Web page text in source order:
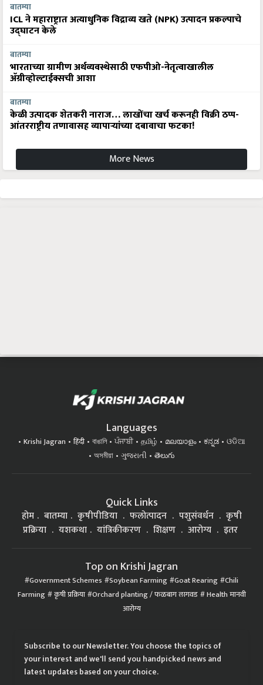
बातम्या
ICL ने महाराष्ट्रात अत्याधुनिक विद्राव्य खते (NPK) उत्पादन प्रकल्पाचे
उद्घाटन केले
बातम्या
भारताच्या ग्रामीण अर्थव्यवस्थेसाठी एफपीओ-नेतृत्वाखालील
अ‍ॅग्रीव्होल्टाईक्सची आशा
बातम्या
केळी उत्पादक शेतकरी नाराज… लाखोंचा खर्च करूनही विक्री ठप्प-
आंतरराष्ट्रीय तणावासह व्यापाऱ्यांच्या दबावाचा फटका!
More News
Languages
Krishi Jagran हिंदी বাঙালি ਪੰਜਾਬੀ தமிழ் മലയാളം ಕನ್ನಡ
ଓଡିଆ
অসমীয়া
ગુજરાતી తెలుగు
Quick Links
होम बातम्या कृषीपीडिया फलोत्पादन पशुसंवर्धन
कृषी
प्रक्रिया
यशकथा यांत्रिकीकरण शिक्षण आरोग्य इतर
Top on Krishi Jagran
Government Schemes Soybean Farming Goat Rearing Chili
Farming कृषी प्रक्रिया Orchard planting / फळबाग लागवड Health मानवी
आरोग्य
Subscribe to our Newsletter. You choose the topics of
your interest and we'll send you handpicked news and
latest updates based on your choice.